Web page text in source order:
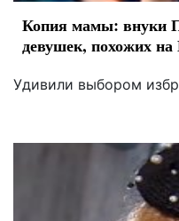
Копия мамы: внуки
девушек, похожих
Удивили выбором